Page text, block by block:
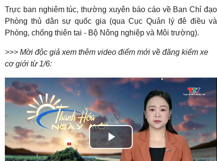
Trực ban nghiêm túc, thường xuyên báo cáo về Ban Chỉ đạo
Phòng thủ dân sự quốc gia (qua Cục Quản lý đê điều và
Phòng, chống thiên tai - Bộ Nông nghiệp và Môi trường).
>>> Mời độc giả xem thêm video điểm mới về đăng kiểm xe
cơ giới từ 1/6:
Play